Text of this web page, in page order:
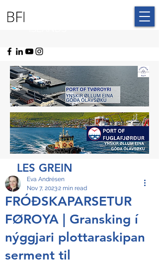
LES GREIN
FRÓÐSKAPARSETUR
FØROYA | Gransking í
nýggjari plottaraskipan
serment til
Eva Andrésen
Nov 7, 20232 min read